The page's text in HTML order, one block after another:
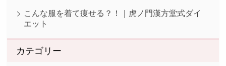
こんな服を着て痩せる？！｜虎ノ門漢方堂式ダイ
エット
カテゴリー